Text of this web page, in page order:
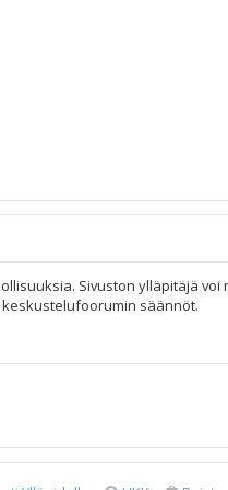
Sivuston ylläpitäjä
säännöt.